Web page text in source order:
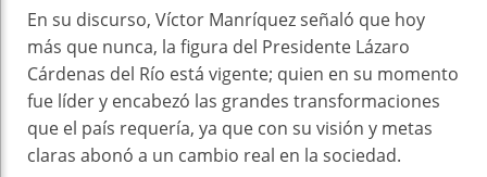
En su discurso, Víctor Manríquez señaló que hoy
más que nunca, la figura del Presidente Lázaro
Cárdenas del Río está vigente; quien en su momento
fue líder y encabezó las grandes transformaciones
que el país requería, ya que con su visión y metas
claras abonó a un cambio real en la sociedad.